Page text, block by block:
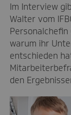
Im Interview
Walter vom
warum ihr
entschieden
den